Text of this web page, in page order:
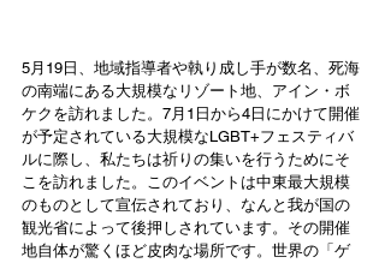
5月19日、地域指導者や執り成し手が数名、死海
の南端にある大規模なリゾート地、アイン・ボ
ケクを訪れました。7月1日から4日にかけて開催
が予定されている大規模なLGBT+フェスティバ
ルに際し、私たちは祈りの集いを行うためにそ
こを訪れました。このイベントは中東最大規模
のものとして宣伝されており、なんと我が国の
観光省によって後押しされています。その開催
地自体が驚くほど皮肉な場所です。世界の「ゲ